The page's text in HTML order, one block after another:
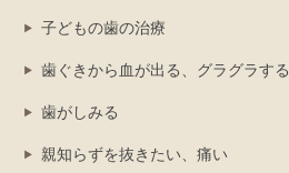
子どもの歯の治療
歯ぐきから血が出る、グラグラする
歯がしみる
親知らずを抜きたい、痛い